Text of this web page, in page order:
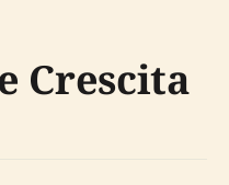
Crescita